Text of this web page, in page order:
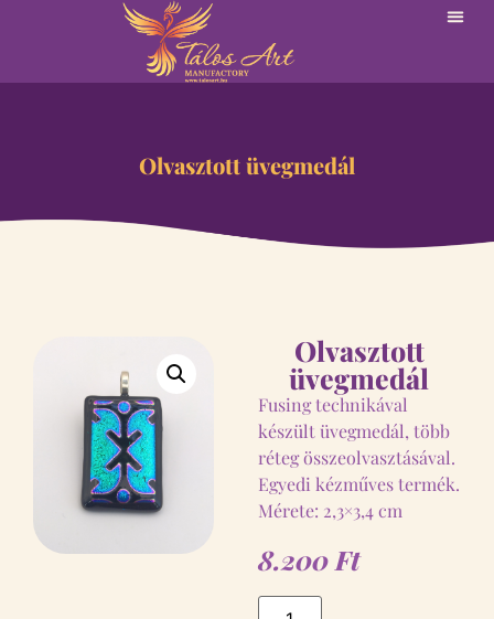
Olvasztott üvegmedál
Olvasztott
üvegmedál
Fusing technikával
készült üvegmedál, több
réteg összeolvasztásával.
Egyedi kézműves termék.
Mérete: 2,3×3,4 cm
8.200 Ft